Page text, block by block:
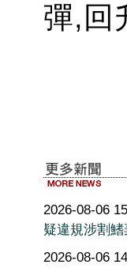
彈,回
2026-08-06
疑違規涉割
2026-08-06